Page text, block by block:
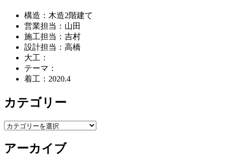
構造：木造2階建て
営業担当：山田
施工担当：吉村
設計担当：高橋
大工：
テーマ：
着工：2020.4
カテゴリー
カ
ゴ
アーカイブ